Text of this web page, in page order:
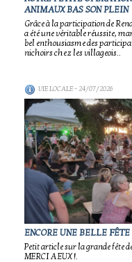
ANIMAUX BAS SON PLEIN
Grâce à la participation de
a été une véritable réussite,
bel enthousiasme des
nichoirs chez les villageois..
VIE LOCALE- 24/07/2026
ENCORE UNE BELLE
Petit article sur la grande fête
MERCI A EUX !.